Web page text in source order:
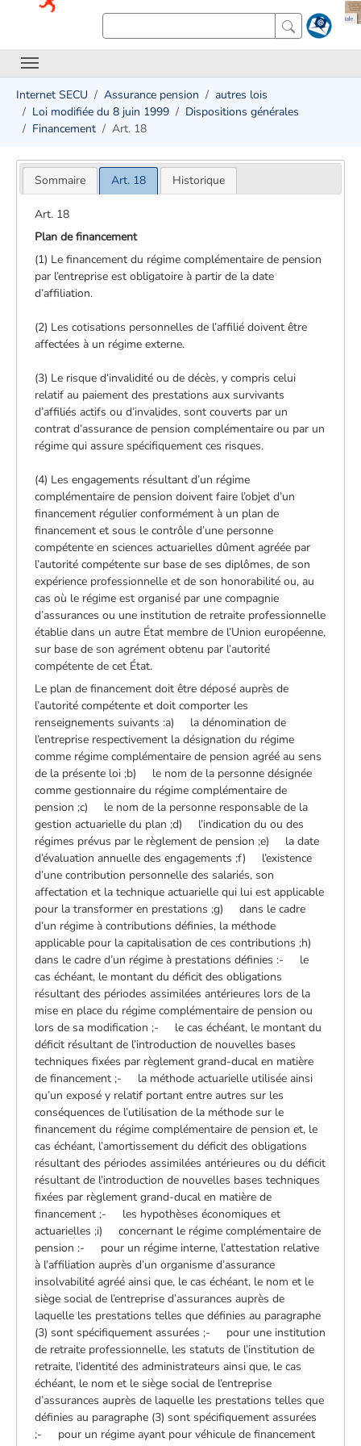
Internet SECU Assurance pension
autres lois
Loi modifiée du 8 juin 1999
Dispositions générales
Financement
Art. 18
Sommaire Art. 18 Historique
Art. 18
Plan de financement
(1) Le financement du régime complémentaire de pension
par l’entreprise est obligatoire à partir de la date
d’affiliation.
(2) Les cotisations personnelles de l’affilié doivent être
affectées à un régime externe.
(3) Le risque d’invalidité ou de décès, y compris celui
relatif au paiement des prestations aux survivants
d’affiliés actifs ou d’invalides, sont couverts par un
contrat d’assurance de pension complémentaire ou par un
régime qui assure spécifiquement ces risques.
(4) Les engagements résultant d’un régime
complémentaire de pension doivent faire l’objet d’un
financement régulier conformément à un plan de
financement et sous le contrôle d’une personne
compétente en sciences actuarielles dûment agréée par
l’autorité compétente sur base de ses diplômes, de son
expérience professionnelle et de son honorabilité ou, au
cas où le régime est organisé par une compagnie
d’assurances ou une institution de retraite professionnelle
établie dans un autre État membre de l’Union européenne,
sur base de son agrément obtenu par l’autorité
compétente de cet État.
Le plan de financement doit être déposé auprès de
l’autorité compétente et doit comporter les
renseignements suivants :a) la dénomination de
l’entreprise respectivement la désignation du régime
comme régime complémentaire de pension agréé au sens
de la présente loi ;b) le nom de la personne désignée
comme gestionnaire du régime complémentaire de
pension ;c) le nom de la personne responsable de la
gestion actuarielle du plan ;d) l’indication du ou des
régimes prévus par le règlement de pension ;e) la date
d’évaluation annuelle des engagements ;f) l’existence
d’une contribution personnelle des salariés, son
affectation et la technique actuarielle qui lui est applicable
pour la transformer en prestations ;g) dans le cadre
d’un régime à contributions définies, la méthode
applicable pour la capitalisation de ces contributions ;h)
dans le cadre d’un régime à prestations définies :- le
cas échéant, le montant du déficit des obligations
résultant des périodes assimilées antérieures lors de la
mise en place du régime complémentaire de pension ou
lors de sa modification ;- le cas échéant, le montant du
déficit résultant de l’introduction de nouvelles bases
techniques fixées par règlement grand-ducal en matière
de financement ;- la méthode actuarielle utilisée ainsi
qu’un exposé y relatif portant entre autres sur les
conséquences de l’utilisation de la méthode sur le
financement du régime complémentaire de pension et, le
cas échéant, l’amortissement du déficit des obligations
résultant des périodes assimilées antérieures ou du déficit
résultant de l’introduction de nouvelles bases techniques
fixées par règlement grand-ducal en matière de
financement ;- les hypothèses économiques et
actuarielles ;i) concernant le régime complémentaire de
pension :- pour un régime interne, l’attestation relative
à l’affiliation auprès d’un organisme d’assurance
insolvabilité agréé ainsi que, le cas échéant, le nom et le
siège social de l’entreprise d’assurances auprès de
laquelle les prestations telles que définies au paragraphe
(3) sont spécifiquement assurées ;- pour une institution
de retraite professionnelle, les statuts de l’institution de
retraite, l’identité des administrateurs ainsi que, le cas
échéant, le nom et le siège social de l’entreprise
d’assurances auprès de laquelle les prestations telles que
définies au paragraphe (3) sont spécifiquement assurées
;- pour un régime ayant pour véhicule de financement